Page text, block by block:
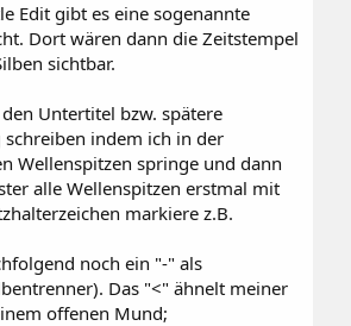
Edit gibt es eine sogenannte
Dort wären dann die Zeitstempel
sichtbar.
Untertitel bzw. spätere
schreiben indem ich in der
Wellenspitzen springe und dann
alle Wellenspitzen erstmal mit
markiere z.B.
noch ein "-" als
Das "<" ähnelt meiner
offenen Mund;